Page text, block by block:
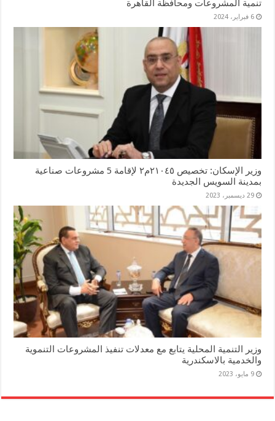
تنمية المشروعات ومحافظة القاهرة
6 فبراير، 2024
وزير الإسكان: تخصيص ٢١٠٤٥م٢ لإقامة 5 مشروعات صناعية
بمدينة السويس الجديدة
29 ديسمبر، 2023
وزير التنمية المحلية يتابع مع معدلات تنفيذ المشروعات التنموية
والخدمية بالاسكندرية
9 مايو، 2023